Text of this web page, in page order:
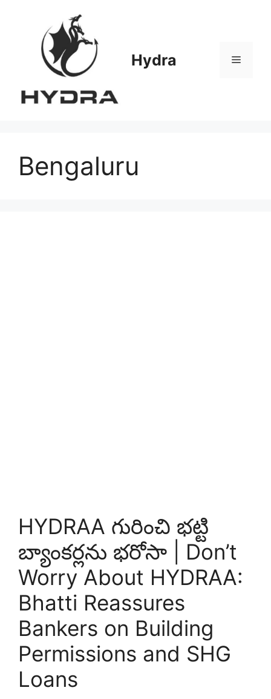
Hydra Menu
Bengaluru
HYDRAA గురించి భట్టి
బ్యాంకర్లను భరోసా | Don’t
Worry About HYDRAA:
Bhatti Reassures
Bankers on Building
Permissions and SHG
Loans